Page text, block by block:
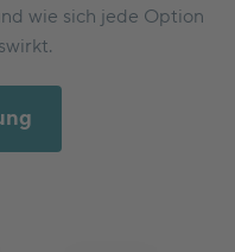
wie sich jede Option